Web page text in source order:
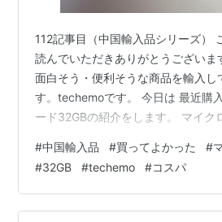
112記事目（中国輸入品シリーズ）
読んでいただきありがとうございま
面白そう・便利そうな商品を輸入し
す。techemoです。 今日は 最近購
ード32GBの紹介をします。 マイク
段は 300円と激安 以前にもマイクロ
ましたが、こちらは無名？のブラン
techemo.hatenablog.com 裏面はこ
もちゃのデジカメに入れています
#中国輸入品 #買ってよかった #
#32GB #techemo #コスパ